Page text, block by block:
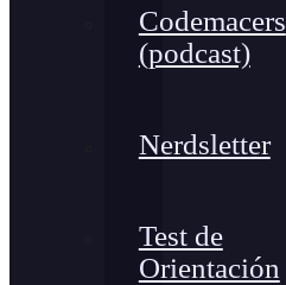
Codemacers
(podcast)
Nerdsletter
Test de
Orientación